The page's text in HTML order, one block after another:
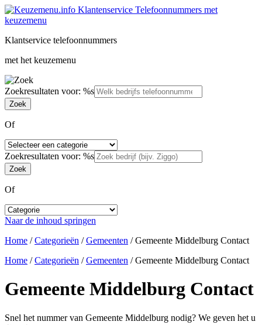
Klantservice telefoonnummers
met het keuzemenu
Zoekresultaten voor: %s
Of
Zoekresultaten voor: %s
Of
Naar de inhoud springen
Home /Categorieën /Gemeenten /Gemeente Middelburg Contact
Home /Categorieën /Gemeenten /Gemeente Middelburg Contact
Gemeente Middelburg Contact
Snel het nummer van Gemeente Middelburg nodig? We geven het u